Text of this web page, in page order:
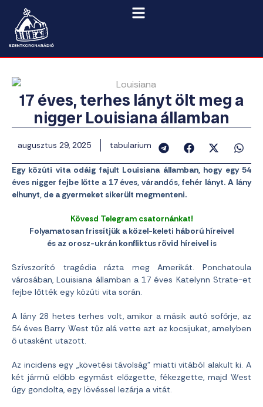
17 éves, terhes lányt ölt meg a
nigger Louisiana államban
augusztus 29, 2025 tabularium
Egy közúti vita odáig fajult Louisiana államban, hogy egy 54
éves nigger fejbe lőtte a 17 éves, várandós, fehér lányt. A lány
elhunyt, de a gyermeket sikerült megmenteni.
Kövesd Telegram csatornánkat!
Folyamatosan frissítjük a közel-keleti háború híreivel
és az orosz-ukrán konfliktus rövid híreivel is
Szívszorító tragédia rázta meg Amerikát. Ponchatoula
városában, Louisiana államban a 17 éves Katelynn Strate-et
fejbe lőtték egy közúti vita során.
A lány 28 hetes terhes volt, amikor a másik autó sofőrje, az
54 éves Barry West tűz alá vette azt az kocsijukat, amelyben
ő utasként utazott.
Az incidens egy „követési távolság” miatti vitából alakult ki. A
két jármű előbb egymást előzgette, fékezgette, majd West
úgy gondolta, egy lövéssel lezárja a vitát.